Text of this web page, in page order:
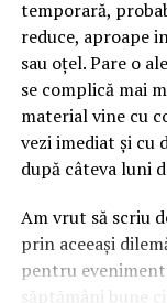
temporară,
reduce, aproape
sau oțel. Pare o
se complică mai
material vine cu
vezi imediat și cu
după câteva luni
Am vrut să scriu
prin aceeași
pentru
săptămâni bune